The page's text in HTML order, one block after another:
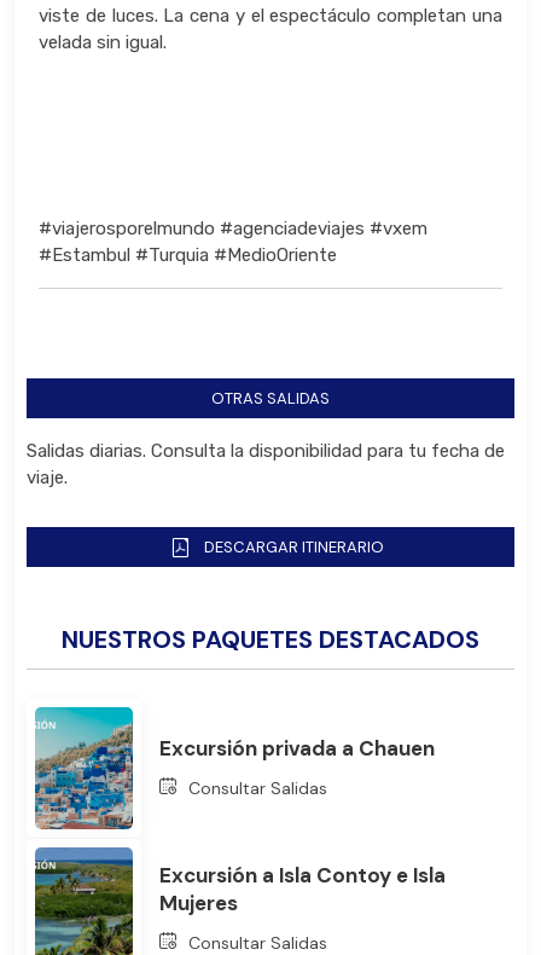
viste de luces. La cena y el espectáculo completan una
velada sin igual.
#viajerosporelmundo #agenciadeviajes #vxem
#Estambul #Turquia #MedioOriente
OTRAS SALIDAS
Salidas diarias. Consulta la disponibilidad para tu fecha de
viaje.
DESCARGAR ITINERARIO
NUESTROS PAQUETES DESTACADOS
Excursión privada a Chauen
Consultar Salidas
Excursión a Isla Contoy e Isla
Mujeres
Consultar Salidas